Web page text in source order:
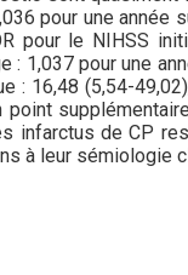
pour une année
pour le NIHSS
: 1,037 pour une
: 16,48 (5,54-
infarctus de CP
à leur sémiologie